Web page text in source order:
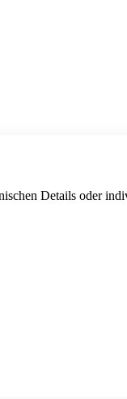
Details oder